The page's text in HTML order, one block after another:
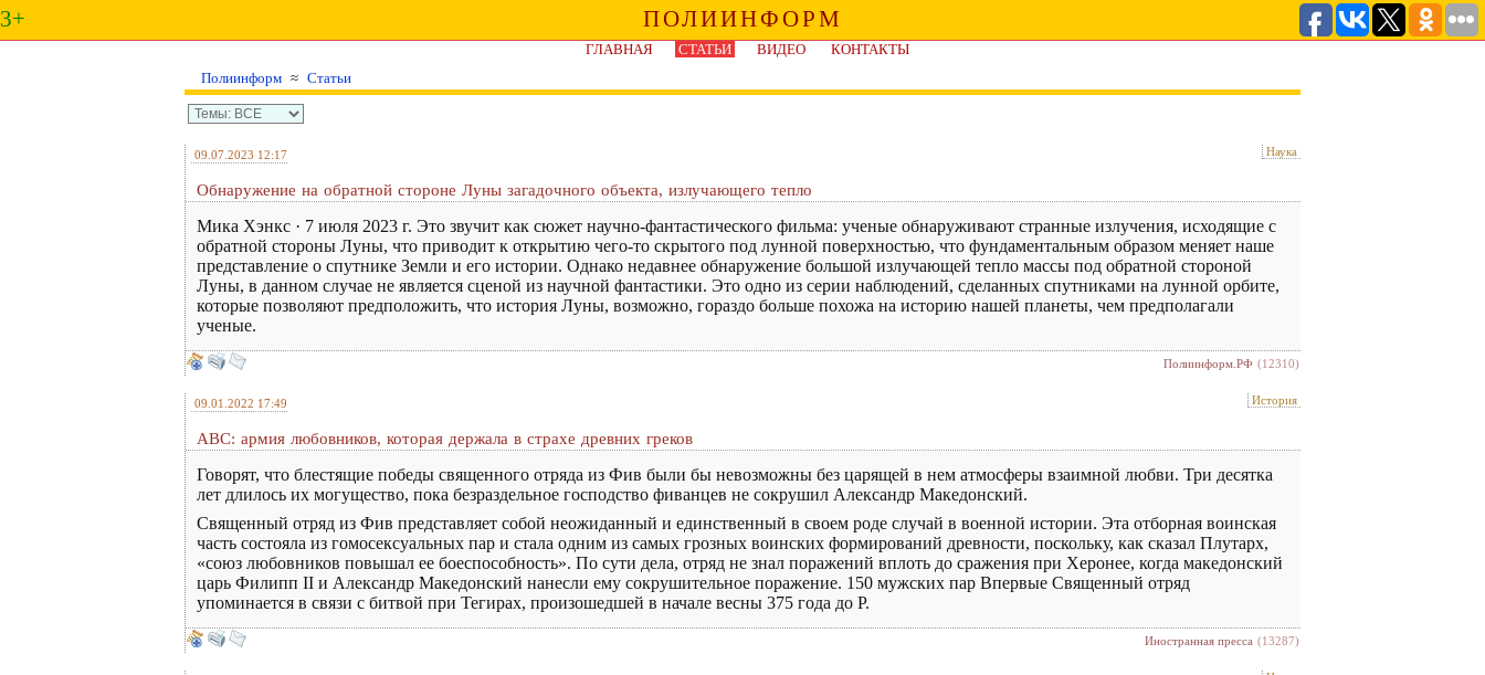
3+ ПОЛИИНФОРМ
ГЛАВНАЯ СТАТЬИ ВИДЕО
КОНТАКТЫ
Полиинформ ≈ Статьи
09.07.2023 12:17 Наука
Обнаружение на обратной стороне Луны загадочного объекта, излучающего тепло
Мика Хэнкс · 7 июля 2023 г. Это звучит как сюжет научно-фантастического фильма: ученые обнаруживают странные излучения, исходящие с
обратной стороны Луны, что приводит к открытию чего-то скрытого под лунной поверхностью, что фундаментальным образом меняет наше
представление о спутнике Земли и его истории. Однако недавнее обнаружение большой излучающей тепло массы под обратной стороной
Луны, в данном случае не является сценой из научной фантастики. Это одно из серии наблюдений, сделанных спутниками на лунной орбите,
которые позволяют предположить, что история Луны, возможно, гораздо больше похожа на историю нашей планеты, чем предполагали
ученые.
Полиинформ.РФ (12310)
09.01.2022 17:49 История
ABC: армия любовников, которая держала в страхе древних греков
Говорят, что блестящие победы священного отряда из Фив были бы невозможны без царящей в нем атмосферы взаимной любви. Три десятка
лет длилось их могущество, пока безраздельное господство фиванцев не сокрушил Александр Македонский.
Священный отряд из Фив представляет собой неожиданный и единственный в своем роде случай в военной истории. Эта отборная воинская
часть состояла из гомосексуальных пар и стала одним из самых грозных воинских формирований древности, поскольку, как сказал Плутарх,
«союз любовников повышал ее боеспособность». По сути дела, отряд не знал поражений вплоть до сражения при Херонее, когда македонский
царь Филипп II и Александр Македонский нанесли ему сокрушительное поражение. 150 мужских пар Впервые Священный отряд
упоминается в связи с битвой при Тегирах, произошедшей в начале весны 375 года до Р.
Иностранная пресса (13287)